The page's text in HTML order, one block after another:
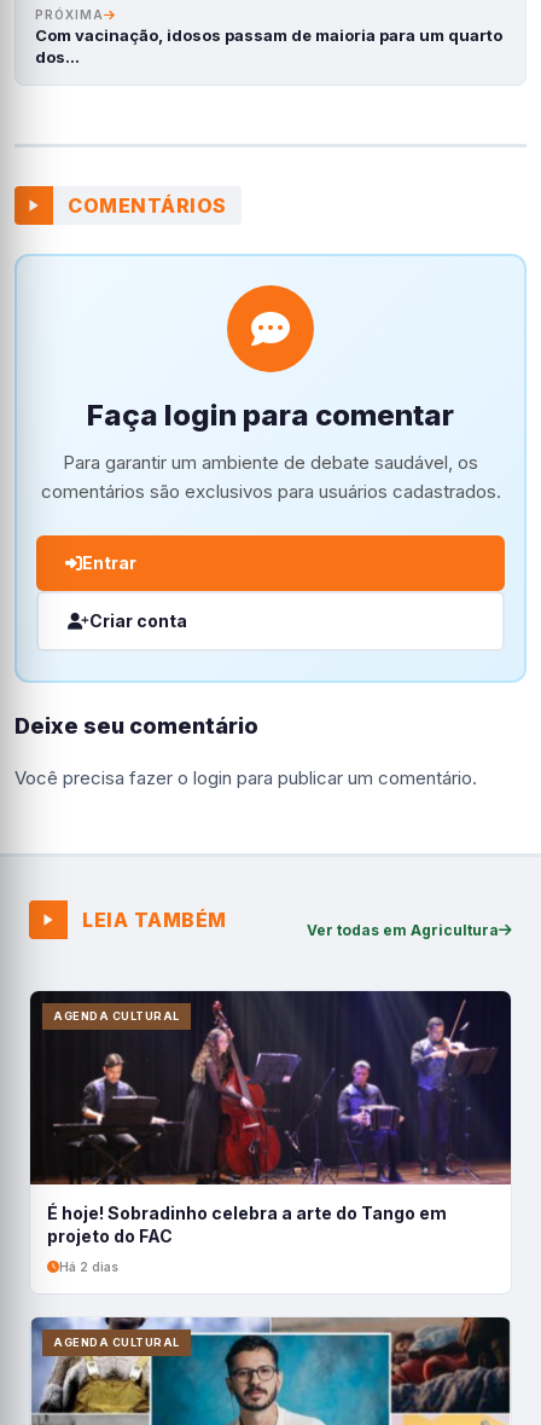
PRÓXIMA
Com vacinação, idosos passam de maioria para um quarto
dos…
COMENTÁRIOS
Faça login para comentar
Para garantir um ambiente de debate saudável, os
comentários são exclusivos para usuários cadastrados.
Entrar
Criar conta
Deixe seu comentário
Você precisa fazer o login para publicar um comentário.
LEIA TAMBÉM Ver todas em Agricultura
AGENDA CULTURAL
É hoje! Sobradinho celebra a arte do Tango em
projeto do FAC
Há 2 dias
AGENDA CULTURAL